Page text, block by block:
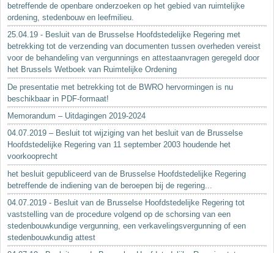
betreffende de openbare onderzoeken op het gebied van ruimtelijke
ordening, stedenbouw en leefmilieu.
25.04.19 - Besluit van de Brusselse Hoofdstedelijke Regering met
betrekking tot de verzending van documenten tussen overheden vereist
voor de behandeling van vergunnings en attestaanvragen geregeld door
het Brussels Wetboek van Ruimtelijke Ordening
De presentatie met betrekking tot de BWRO hervormingen is nu
beschikbaar in PDF-formaat!
Memorandum – Uitdagingen 2019-2024
04.07.2019 – Besluit tot wijziging van het besluit van de Brusselse
Hoofdstedelijke Regering van 11 september 2003 houdende het
voorkooprecht
het besluit gepubliceerd van de Brusselse Hoofdstedelijke Regering
betreffende de indiening van de beroepen bij de regering...
04.07.2019 - Besluit van de Brusselse Hoofdstedelijke Regering tot
vaststelling van de procedure volgend op de schorsing van een
stedenbouwkundige vergunning, een verkavelingsvergunning of een
stedenbouwkundig attest